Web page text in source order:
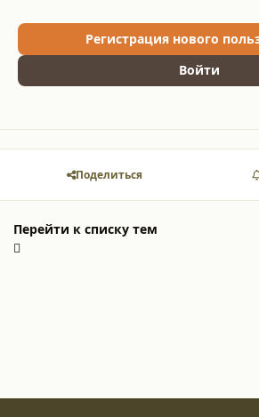
Регистрация нового
Войти
Поделиться
Перейти к списку тем